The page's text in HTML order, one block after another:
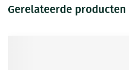
Gerelateerde producten